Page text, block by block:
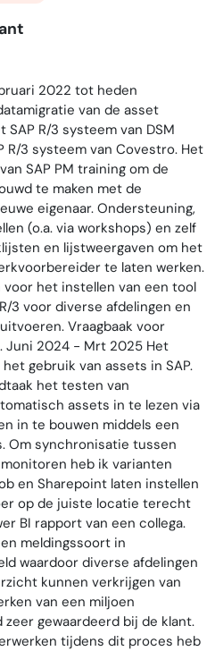
2022 tot heden
van de asset
R/3 systeem van DSM
R/3 systeem van Covestro. Het
SAP PM training om de
te maken met de
eigenaar. Ondersteuning,
(o.a. via workshops) en zelf
en lijstweergaven om het
te laten werken.
het instellen van een tool
3 voor diverse afdelingen en
Vraagbaak voor
Juni 2024 - Mrt 2025 Het
gebruik van assets in SAP.
het testen van
assets in te lezen via
in te bouwen middels een
Om synchronisatie tussen
heb ik varianten
en Sharepoint laten instellen
op de juiste locatie terecht
BI rapport van een collega.
meldingssoort in
waardoor diverse afdelingen
kunnen verkrijgen van
van een miljoen
gewaardeerd bij de klant.
tijdens dit proces heb